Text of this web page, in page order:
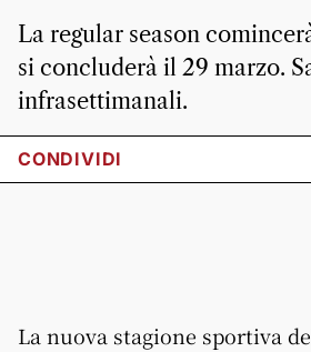
La regular season
si concluderà il 29 marzo.
infrasettimanali.
CONDIVIDI
La nuova stagione sportiva